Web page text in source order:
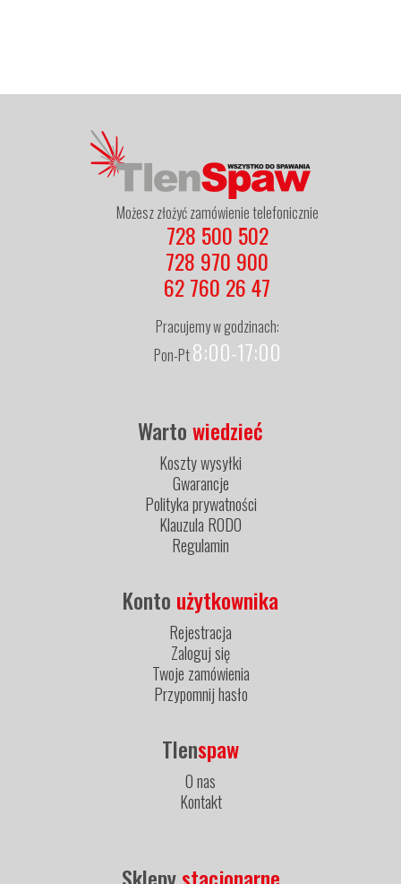
Możesz złożyć zamówienie telefonicznie
728 500 502
728 970 900
62 760 26 47
Pracujemy w godzinach:
Pon-Pt8:00-17:00
Wartowiedzieć
Koszty wysyłki
Gwarancje
Polityka prywatności
Klauzula RODO
Regulamin
Konto użytkownika
Rejestracja
Zaloguj się
Twoje zamówienia
Przypomnij hasło
Tlenspaw
O nas
Kontakt